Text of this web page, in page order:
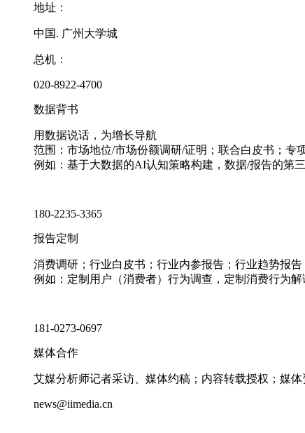
地址：
中国. 广州大学城
总机：
020-8922-4700
数据背书
用数据说话，为增长导航
范围：市场地位/市场份额调研/证明；联合白皮书；专
例如：基于大数据的AI认知策略构建，数据/报告的第
180-2235-3365
报告定制
消费调研；行业白皮书；行业内参报告；行业趋势报
例如：定制用户（消费者）行为调查，定制消费行为
181-0273-0697
媒体合作
艾媒分析师记者采访、媒体约稿；内容转载授权；媒体
news@iimedia.cn